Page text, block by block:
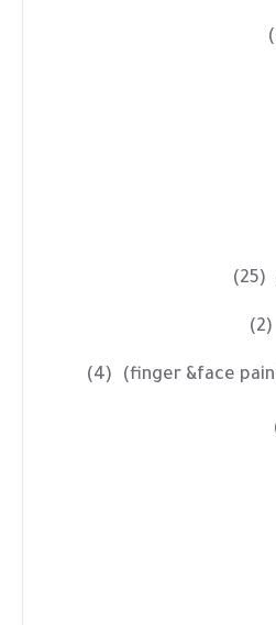
(25)
(2)
(4)